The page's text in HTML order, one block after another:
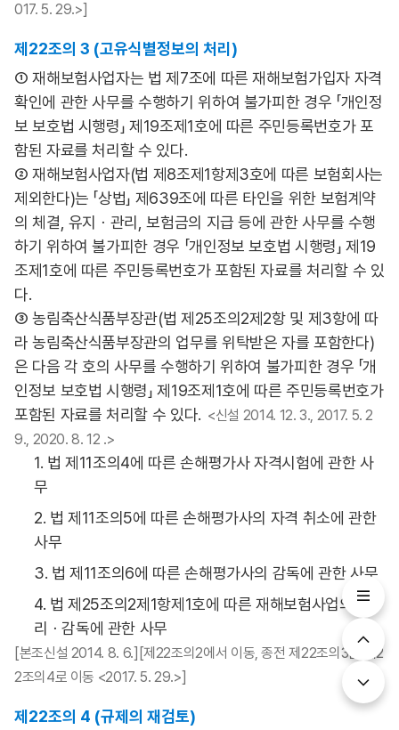
017. 5. 29.>]
제22조의 3 (고유식별정보의 처리)
① 재해보험사업자는 법 제7조에 따른 재해보험가입자 자격
확인에 관한 사무를 수행하기 위하여 불가피한 경우 「개인정
보 보호법 시행령」 제19조제1호에 따른 주민등록번호가 포
함된 자료를 처리할 수 있다.
② 재해보험사업자(법 제8조제1항제3호에 따른 보험회사는
제외한다)는 「상법」 제639조에 따른 타인을 위한 보험계약
의 체결, 유지ㆍ관리, 보험금의 지급 등에 관한 사무를 수행
하기 위하여 불가피한 경우 「개인정보 보호법 시행령」 제19
조제1호에 따른 주민등록번호가 포함된 자료를 처리할 수 있
다.
③ 농림축산식품부장관(법 제25조의2제2항 및 제3항에 따
라 농림축산식품부장관의 업무를 위탁받은 자를 포함한다)
은 다음 각 호의 사무를 수행하기 위하여 불가피한 경우 「개
인정보 보호법 시행령」 제19조제1호에 따른 주민등록번호가
포함된 자료를 처리할 수 있다. <신설 2014. 12. 3., 2017. 5. 2
9., 2020. 8. 12 .>
1. 법 제11조의4에 따른 손해평가사 자격시험에 관한 사
무
2. 법 제11조의5에 따른 손해평가사의 자격 취소에 관한
사무
3. 법 제11조의6에 따른 손해평가사의 감독에 관한 사무
4. 법 제25조의2제1항제1호에 따른 재해보험사업의 관
리ㆍ감독에 관한 사무
[본조신설 2014. 8. 6.][제22조의2에서 이동, 종전 제22조의3은 제2
2조의4로 이동 <2017. 5. 29.>]
제22조의 4 (규제의 재검토)